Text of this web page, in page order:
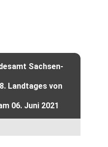
Sachsen-
Landtages von
06. Juni 2021